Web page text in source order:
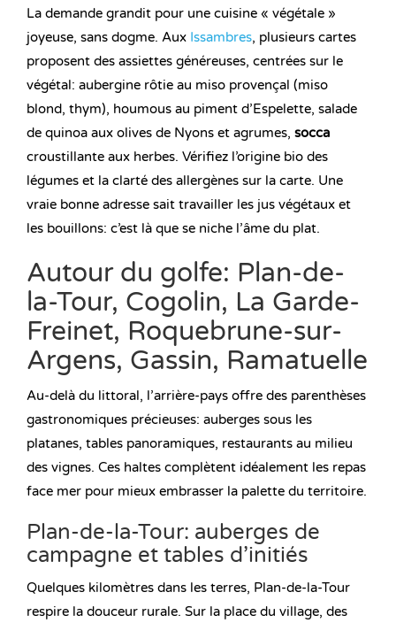
La demande grandit pour une cuisine « végétale »
joyeuse, sans dogme. Aux Issambres, plusieurs cartes
proposent des assiettes généreuses, centrées sur le
végétal: aubergine rôtie au miso provençal (miso
blond, thym), houmous au piment d’Espelette, salade
de quinoa aux olives de Nyons et agrumes, socca
croustillante aux herbes. Vérifiez l’origine bio des
légumes et la clarté des allergènes sur la carte. Une
vraie bonne adresse sait travailler les jus végétaux et
les bouillons: c’est là que se niche l’âme du plat.
Autour du golfe: Plan-de-
la-Tour, Cogolin, La Garde-
Freinet, Roquebrune-sur-
Argens, Gassin, Ramatuelle
Au-delà du littoral, l’arrière-pays offre des parenthèses
gastronomiques précieuses: auberges sous les
platanes, tables panoramiques, restaurants au milieu
des vignes. Ces haltes complètent idéalement les repas
face mer pour mieux embrasser la palette du territoire.
Plan-de-la-Tour: auberges de
campagne et tables d’initiés
Quelques kilomètres dans les terres, Plan-de-la-Tour
respire la douceur rurale. Sur la place du village, des